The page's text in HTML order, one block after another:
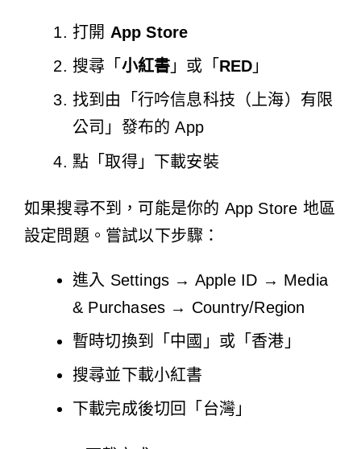
打開 App Store
搜尋「 小紅書 」或「 RED 」
找到由「行吟信息科技（上海）有限
公司」發布的 App
點「取得」下載安裝
如果搜尋不到，可能是你的 App Store 地區
設定問題。嘗試以下步驟：
進入 Settings → Apple ID → Media
& Purchases → Country/Region
暫時切換到「中國」或「香港」
搜尋並下載小紅書
下載完成後切回「台灣」